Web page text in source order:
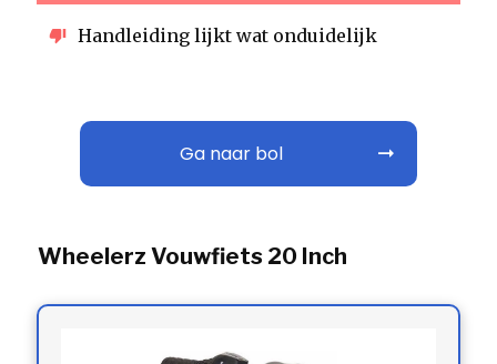
Handleiding lijkt wat onduidelijk
Ga naar bol
Wheelerz Vouwfiets 20 Inch